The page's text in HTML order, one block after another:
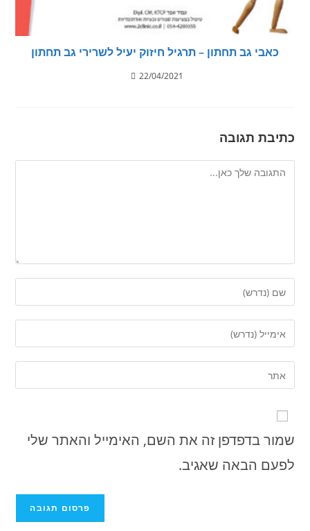
כאבי גב תחתון – תרגיל חיזוק יעיל לשרירי גב תחתון
22/04/2021
כתיבת תגובה
שמור בדפדפן זה את השם, האימייל והאתר שלי
לפעם הבאה שאגיב.